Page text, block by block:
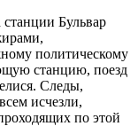
Бульвар
политическому
станцию, поезд
Следы,
исчезли,
по этой